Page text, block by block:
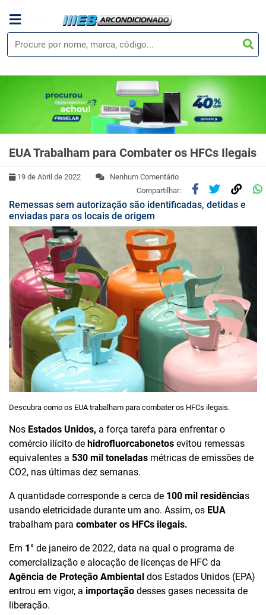
EUA Trabalham para Combater os HFCs Ilegais
19 de Abril de 2022
Nenhum Comentário
Compartilhar:
Remessas sem autorização são identificadas, detidas e
enviadas para os locais de origem
Descubra como os EUA trabalham para combater os HFCs ilegais.
Nos Estados Unidos, a força tarefa para enfrentar o
comércio ilícito de hidrofluorcabonetos evitou remessas
equivalentes a 530 mil toneladas métricas de emissões de
CO2, nas últimas dez semanas.
A quantidade corresponde a cerca de 100 mil residências
usando eletricidade durante um ano. Assim, os EUA
trabalham para combater os HFCs ilegais.
Em 1° de janeiro de 2022, data na qual o programa de
comercialização e alocação de licenças de HFC da
Agência de Proteção Ambiental dos Estados Unidos (EPA)
entrou em vigor, a importação desses gases necessita de
liberação.